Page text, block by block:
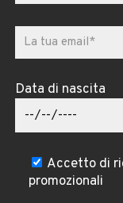
Data di nascita
Accetto di
promozionali